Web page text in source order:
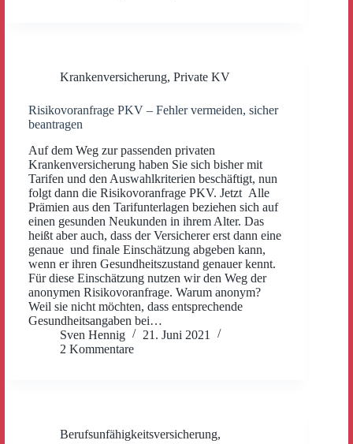
Krankenversicherung, Private KV
Risikovoranfrage PKV – Fehler vermeiden, sicher
beantragen
Auf dem Weg zur passenden privaten
Krankenversicherung haben Sie sich bisher mit
Tarifen und den Auswahlkriterien beschäftigt, nun
folgt dann die Risikovoranfrage PKV. Jetzt Alle
Prämien aus den Tarifunterlagen beziehen sich auf
einen gesunden Neukunden in ihrem Alter. Das
heißt aber auch, dass der Versicherer erst dann eine
genaue und finale Einschätzung abgeben kann,
wenn er ihren Gesundheitszustand genauer kennt.
Für diese Einschätzung nutzen wir den Weg der
anonymen Risikovoranfrage. Warum anonym?
Weil sie nicht möchten, dass entsprechende
Gesundheitsangaben bei…
Sven Hennig
21. Juni 2021
2 Kommentare
Berufsunfähigkeitsversicherung,